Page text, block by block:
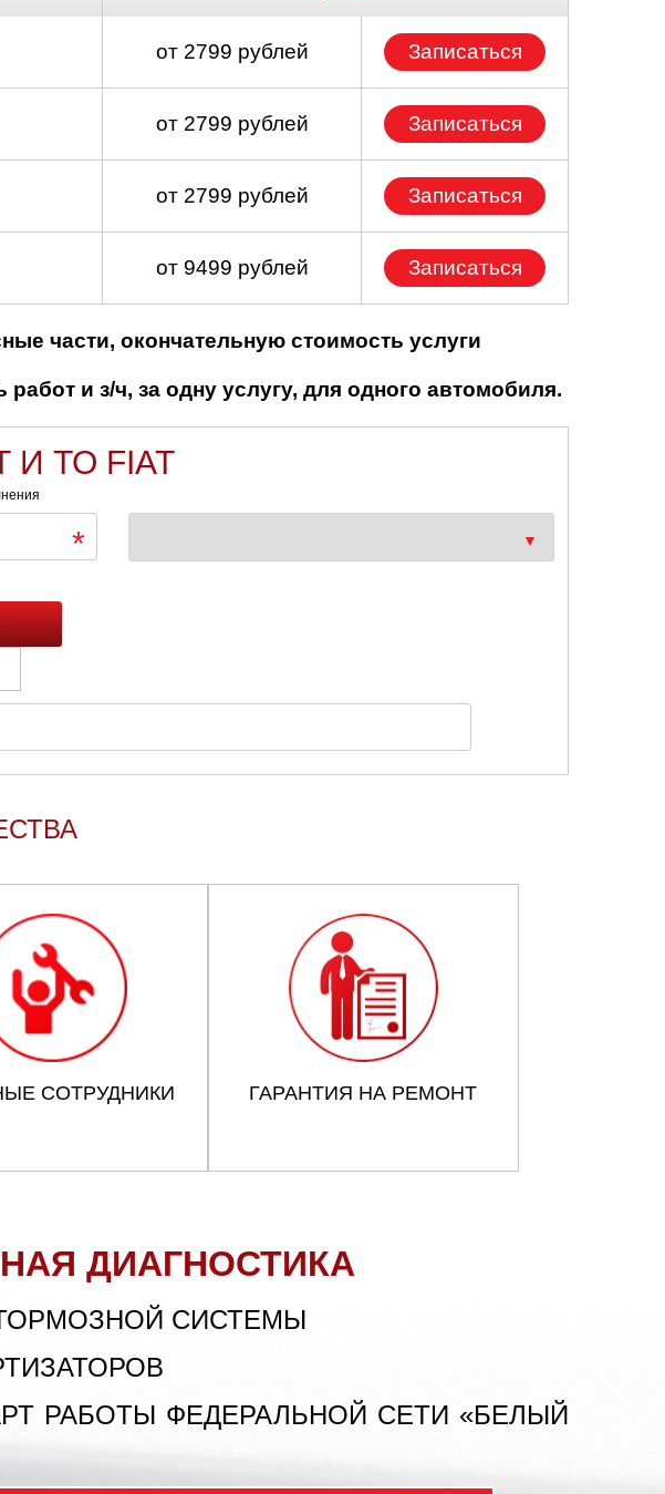
от 2799 рублей Записаться
от 2799 рублей Записаться
от 2799 рублей Записаться
от 9499 рублей Записаться
части, окончательную стоимость услуги
и з/ч, за одну услугу, для одного автомобиля.
ТО FIAT
СОТРУДНИКИ ГАРАНТИЯ НА РЕМОНТ
ДИАГНОСТИКА
СИСТЕМЫ
РАБОТЫ ФЕДЕРАЛЬНОЙ СЕТИ «БЕЛЫЙ